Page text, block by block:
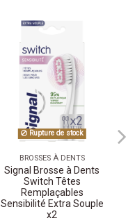
Rupture de stock
BROSSES À DENTS
Signal Brosse à Dents
Switch Têtes
Remplaçables
Sensibilité Extra Souple
x2